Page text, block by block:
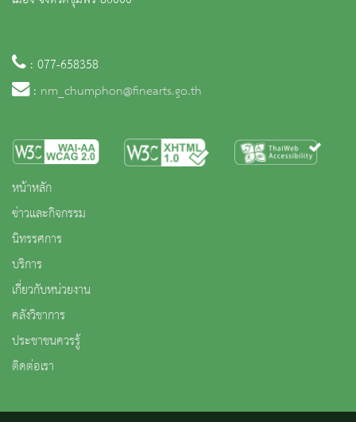
: 077-658358
: nm_chumphon@finearts.go.th
หน้าหลัก
ข่าวและกิจกรรม
นิทรรศการ
บริการ
เกี่ยวกับหน่วยงาน
คลังวิชาการ
ประชาชนควรรู้
ติดต่อเรา